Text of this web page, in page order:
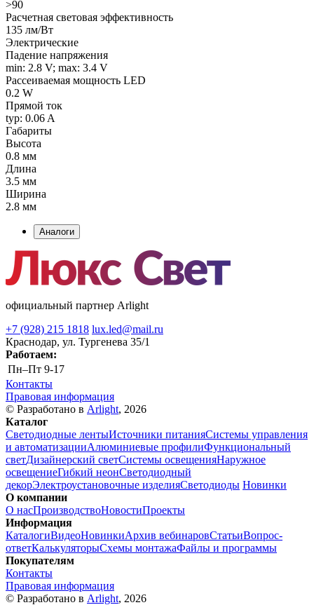
>90
Расчетная световая эффективность
135 лм/Вт
Электрические
Падение напряжения
min: 2.8 V; max: 3.4 V
Рассеиваемая мощность LED
0.2 W
Прямой ток
typ: 0.06 A
Габариты
Высота
0.8 мм
Длина
3.5 мм
Ширина
2.8 мм
Аналоги
официальный партнер Arlight
+7 (928) 215 1818 lux.led@mail.ru
Краснодар, ул. Тургенева 35/1
Работаем:
Пн–Пт 9-17
Контакты
Правовая информация
© Разработано в Arlight, 2026
Каталог
Светодиодные лентыИсточники питанияСистемы управления
и автоматизацииАлюминиевые профилиФункциональный
светДизайнерский светСистемы освещенияНаружное
освещениеГибкий неонСветодиодный
декорЭлектроустановочные изделияСветодиоды Новинки
О компании
О насПроизводствоНовостиПроекты
Информация
КаталогиВидеоНовинкиАрхив вебинаровСтатьиВопрос-
ответКалькуляторыСхемы монтажаФайлы и программы
Покупателям
Контакты
Правовая информация
© Разработано в Arlight, 2026